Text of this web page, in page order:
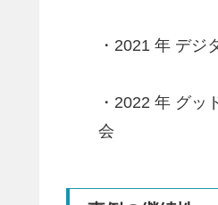
・2021 年 デジ
・2022 年 グ
会